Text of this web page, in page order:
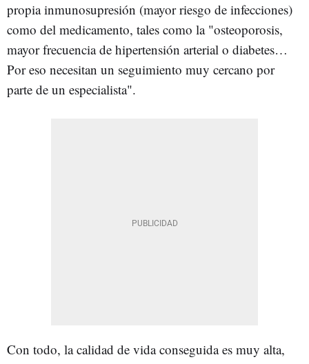
propia inmunosupresión (mayor riesgo de infecciones)
como del medicamento, tales como la "osteoporosis,
mayor frecuencia de hipertensión arterial o diabetes…
Por eso necesitan un seguimiento muy cercano por
parte de un especialista".
Con todo, la calidad de vida conseguida es muy alta,